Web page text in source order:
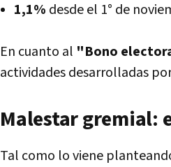
1,1% desde el 1° de
En cuanto al "Bono
actividades desarrolladas
Malestar gremial:
Tal como lo viene